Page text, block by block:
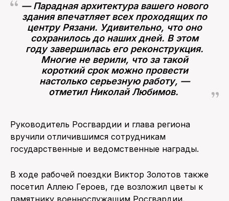
— Парадная архитектура вашего нового
здания впечатляет всех проходящих по
центру Рязани. Удивительно, что оно
сохранилось до наших дней. В этом
году завершилась его реконструкция.
Многие не верили, что за такой
короткий срок можно провести
настолько серьезную работу, —
отметил Николай Любимов.
Руководитель Росгвардии и глава региона
вручили отличившимся сотрудникам
государственные и ведомственные награды.
В ходе рабочей поездки Виктор Золотов также
посетил Аллею Героев, где возложил цветы к